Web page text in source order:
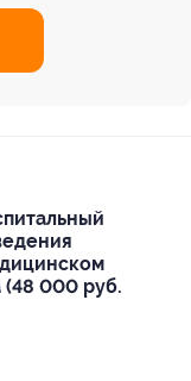
(48 000 руб.